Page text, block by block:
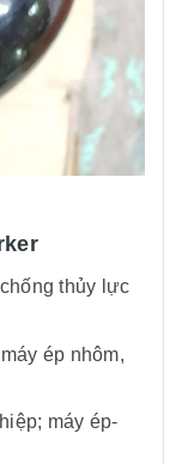
thủy lực
ép nhôm,
máy ép-